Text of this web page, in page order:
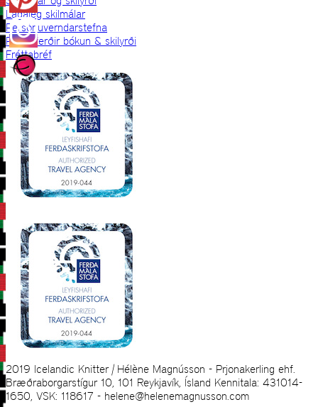
Lagaleg skilmálar
Persónuverndarstefna
Prjónaferðir bókun & skilyrði
Fréttabréf
2019 Icelandic Knitter | Hélène Magnússon - Prjonakerling ehf.
Bræðraborgarstígur 10, 101 Reykjavík, Ísland Kennitala: 431014-
1650, VSK: 118617 - helene@helenemagnusson.com